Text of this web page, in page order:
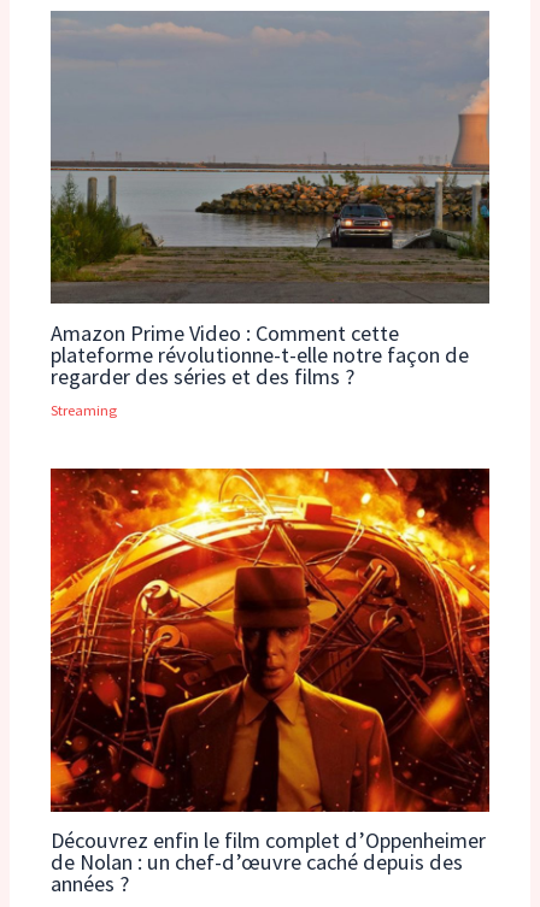
Amazon Prime Video : Comment cette
plateforme révolutionne-t-elle notre façon de
regarder des séries et des films ?
Streaming
Découvrez enfin le film complet d’Oppenheimer
de Nolan : un chef-d’œuvre caché depuis des
années ?